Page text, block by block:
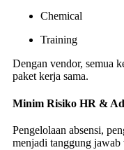
Chemical
Training
Dengan vendor, semua
paket kerja sama.
Minim Risiko HR &
Pengelolaan absensi,
menjadi tanggung jawab